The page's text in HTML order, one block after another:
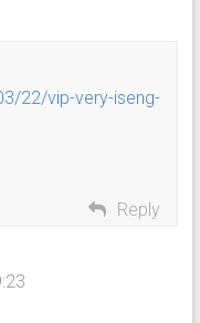
22/vip-very-iseng-
Reply